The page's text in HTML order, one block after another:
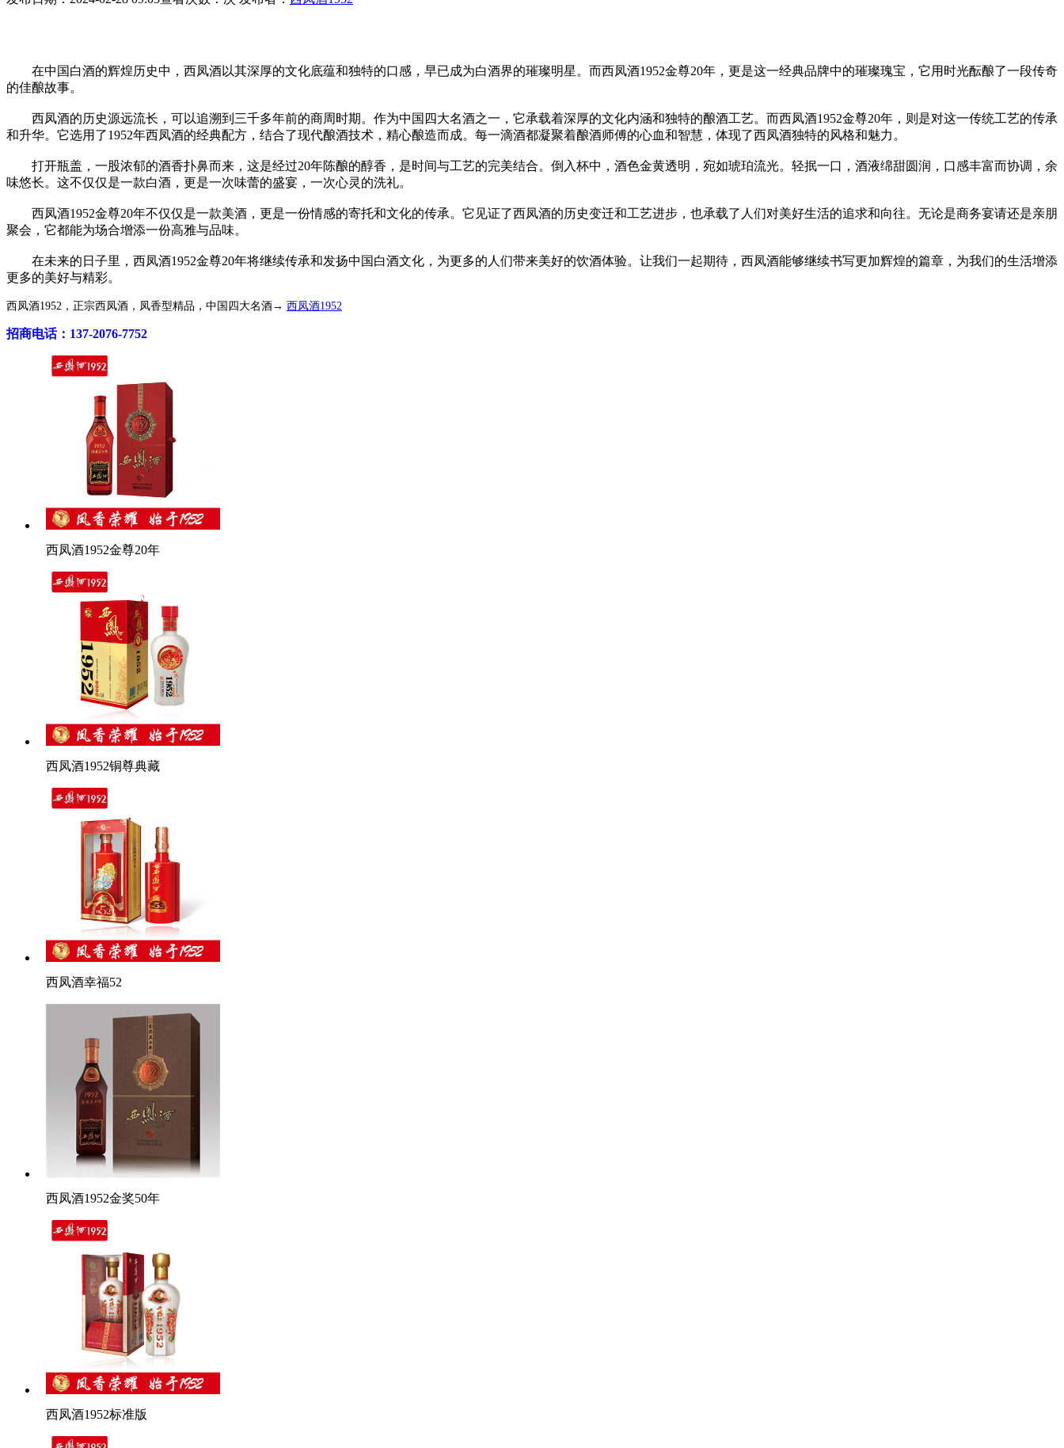
在中国白酒的辉煌历史中，西凤酒以其深厚的文化底蕴和独特的口感，早已成为白酒界的璀璨明星。而西凤酒1952金尊20年，更是这一经典品牌中的璀璨瑰宝，它用时光酝酿了一段传奇
的佳酿故事。
西凤酒的历史源远流长，可以追溯到三千多年前的商周时期。作为中国四大名酒之一，它承载着深厚的文化内涵和独特的酿酒工艺。而西凤酒1952金尊20年，则是对这一传统工艺的传承
和升华。它选用了1952年西凤酒的经典配方，结合了现代酿酒技术，精心酿造而成。每一滴酒都凝聚着酿酒师傅的心血和智慧，体现了西凤酒独特的风格和魅力。
打开瓶盖，一股浓郁的酒香扑鼻而来，这是经过20年陈酿的醇香，是时间与工艺的完美结合。倒入杯中，酒色金黄透明，宛如琥珀流光。轻抿一口，酒液绵甜圆润，口感丰富而协调，余
味悠长。这不仅仅是一款白酒，更是一次味蕾的盛宴，一次心灵的洗礼。
西凤酒1952金尊20年不仅仅是一款美酒，更是一份情感的寄托和文化的传承。它见证了西凤酒的历史变迁和工艺进步，也承载了人们对美好生活的追求和向往。无论是商务宴请还是亲朋
聚会，它都能为场合增添一份高雅与品味。
在未来的日子里，西凤酒1952金尊20年将继续传承和发扬中国白酒文化，为更多的人们带来美好的饮酒体验。让我们一起期待，西凤酒能够继续书写更加辉煌的篇章，为我们的生活增添
更多的美好与精彩。
西凤酒1952，正宗西凤酒，凤香型精品，中国四大名酒→ 西凤酒1952
招商电话：137-2076-7752
西凤酒1952金尊20年
西凤酒1952铜尊典藏
西凤酒幸福52
西凤酒1952金奖50年
西凤酒1952标准版